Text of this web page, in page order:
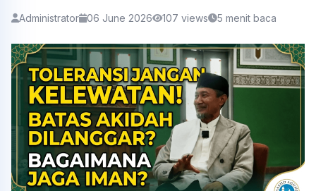
Administrator 06 June 2026 107 views 5 menit baca